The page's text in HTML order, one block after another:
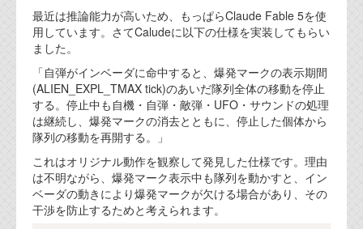
最近は推論能力が高いため、もっぱらClaude Fable 5を使
用しています。さてCaludeに以下の仕様を実装してもらい
ました。
「自弾がインベーダに命中すると、爆発マークの表示期間
(ALIEN_EXPL_TMAX tick)のあいだ隊列全体の移動を停止
する。停止中も自機・自弾・敵弾・UFO・サウンドの処理
は継続し、爆発マークの消去とともに、停止した個体から
隊列の移動を再開する。」
これはオリジナル動作を観察して発見した仕様です。理由
は不明ながら、爆発マーク表示中も隊列を動かすと、イン
ベーダの動きにより爆発マークが欠ける場合があり、その
干渉を防止するためと考えられます。